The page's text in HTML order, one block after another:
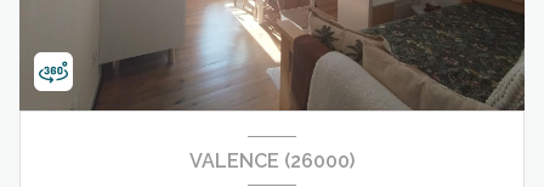
VALENCE (26000)